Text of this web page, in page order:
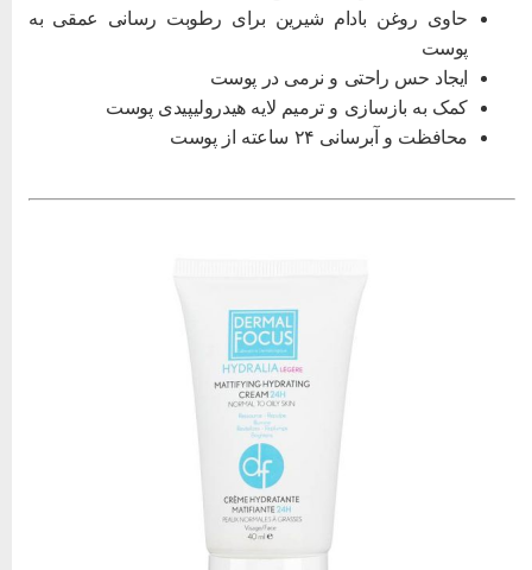
حاوی روغن بادام شیرین برای رطوبت رسانی عمقی به
پوست
ایجاد حس راحتی و نرمی در پوست
کمک به بازسازی و ترمیم لایه هیدرولیپیدی پوست
محافظت و آبرسانی ۲۴ ساعته از پوست